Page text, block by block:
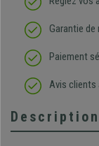
Garantie
Paiement
Avis clients
Description